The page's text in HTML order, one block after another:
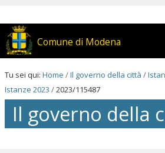
contenuti.
Salta
alla
Comune di Modena
Tu sei qui: Home /Il governo della città /
Istanze 2023 /2023/115487
Il governo della